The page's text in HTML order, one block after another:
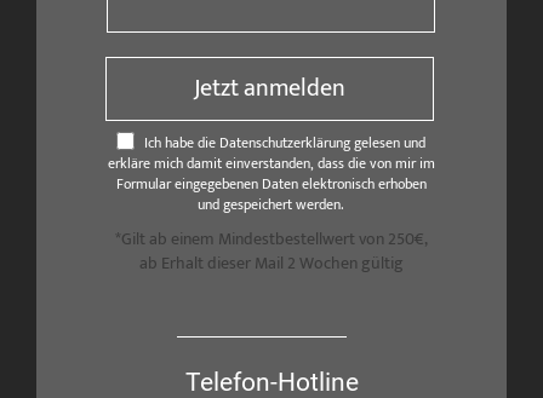
Jetzt anmelden
Ich habe die Datenschutzerklärung gelesen und
erkläre mich damit einverstanden, dass die von mir im
Formular eingegebenen Daten elektronisch erhoben
und gespeichert werden.
*Gilt ab einem Mindestbestellwert von 250€,
ab Erhalt dieser Mail 2 Wochen gültig
Telefon-Hotline